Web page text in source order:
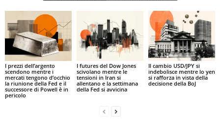
I prezzi dell’argento
scendono mentre i
mercati tengono d’occhio
la riunione della Fed e il
successore di Powell è in
pericolo
I futures del Dow Jones
scivolano mentre le
tensioni in Iran si
allentano e la settimana
della Fed si avvicina
Il cambio USD/JPY si
indebolisce mentre lo yen
si rafforza in vista della
decisione della BoJ